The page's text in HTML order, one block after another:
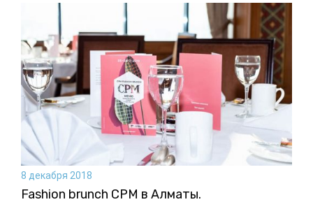
8 декабря 2018
Fashion brunch CPM в Алматы.